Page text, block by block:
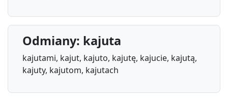
Odmiany: kajuta
kajutami, kajut, kajuto, kajutę, kajucie, kajutą,
kajuty, kajutom, kajutach